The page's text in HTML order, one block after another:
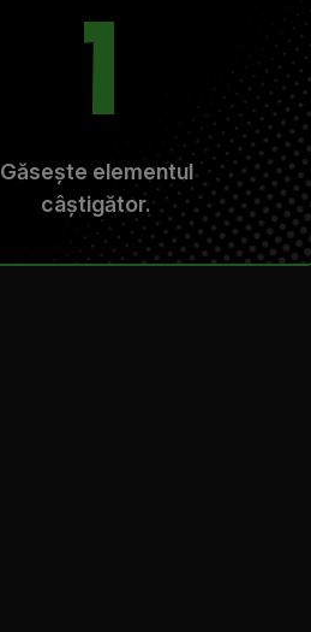
1
Găsește elementul
câștigător.